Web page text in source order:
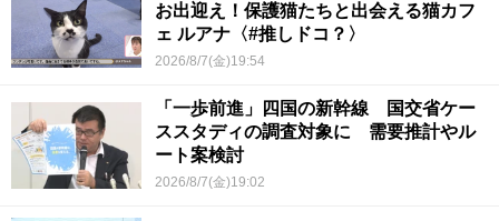
お出迎え！保護猫たちと出会える猫カフ
ェ ルアナ〈#推しドコ？〉
2026/8/7(金)19:54
「一歩前進」四国の新幹線 国交省ケー
ススタディの調査対象に 需要推計やル
ート案検討
2026/8/7(金)19:02